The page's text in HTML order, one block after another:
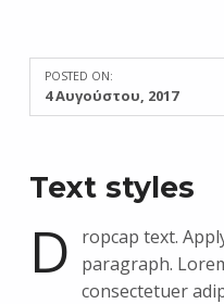
POSTED ON:
4 Αυγούστου, 2017
Text styles
D
ropcap text.
paragraph.
consectetuer